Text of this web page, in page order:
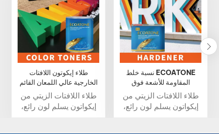
طلاء إيكوتون اللافتات
الخارجية عالي اللمعان القائم
على الزيت
طلاء اللافتات الزيتي من
إيكواتون يسلم لون رائع،
نسبة خلط ECOATONE
المقاومة للأشعة فوق
البنفسجية لمصلب طلاء
اللافتات
طلاء اللافتات الزيتي من
إيكواتون يسلم لون رائع،